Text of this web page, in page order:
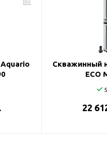
Скважинный
ECO
5
22